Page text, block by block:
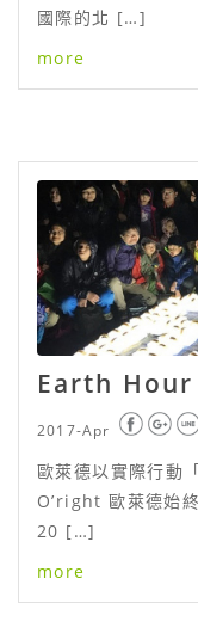
國際的北 […]
more
Earth Hour
2017-Apr
歐萊德以實際行動
O’right 歐萊德始
20 […]
more